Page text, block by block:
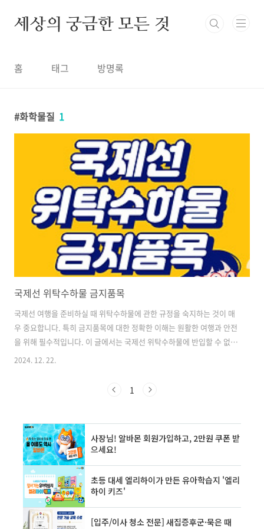
세상의 궁금한 모든 것
홈 태그 방명록
화학물질 1
국제선 위탁수하물 금지품목
국제선 여행을 준비하실 때 위탁수하물에 관한 규정을 숙지하는 것이 매
우 중요합니다. 특히 금지품목에 대한 정확한 이해는 원활한 여행과 안전
을 위해 필수적입니다. 이 글에서는 국제선 위탁수하물에 반입할 수 없는
주요 금지품목들을 자세히 살펴보겠습니다. 폭발물 및 인화성 물질 안
습니다. 이러한 품목들은 비행 중 심각한 위험을 초래할 수 있기 때문입
인화성 액체• 70도를 초과하는 알코올 음료• 부탄, 프로판 등의 가스 및
가스 용기• 성냥(1갑 초과), 라이터 이러한 물품들은 항공기 내에서..
2024. 12. 22.
1